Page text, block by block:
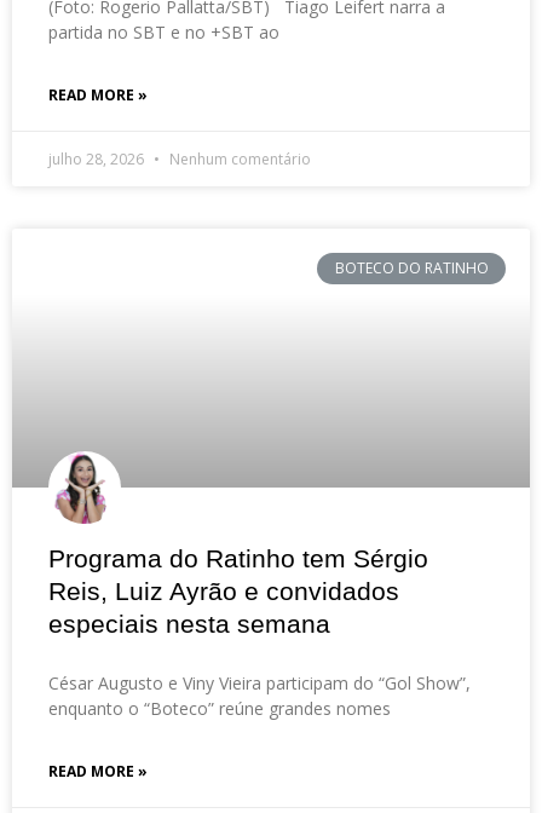
(Foto: Rogerio Pallatta/SBT) Tiago Leifert narra a
partida no SBT e no +SBT ao
READ MORE »
julho 28, 2026 Nenhum comentário
BOTECO DO RATINHO
Programa do Ratinho tem Sérgio
Reis, Luiz Ayrão e convidados
especiais nesta semana
César Augusto e Viny Vieira participam do “Gol Show”,
enquanto o “Boteco” reúne grandes nomes
READ MORE »